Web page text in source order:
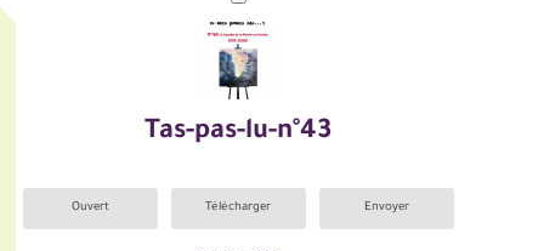
Tas-pas-lu-n°43
Ouvert Télécharger Envoyer